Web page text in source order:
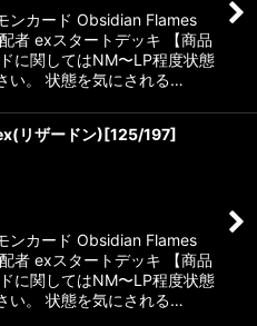
ンカード Obsidian Flames
者 exスタートデッキ 【商品
に関してはNM〜LP程度状態
い。 状態を気にされる…
リザードン)[125/197]
ンカード Obsidian Flames
者 exスタートデッキ 【商品
に関してはNM〜LP程度状態
い。 状態を気にされる…